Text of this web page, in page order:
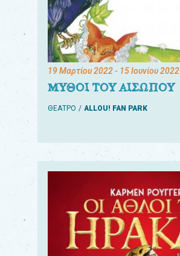
19 Μαρτίου 2022- 15 Ιουνίου 2022
ΜΥΘΟΙ ΤΟΥ ΑΙΣΩΠΟΥ
ΘΕΑΤΡΟ ALLOU! FAN PARK